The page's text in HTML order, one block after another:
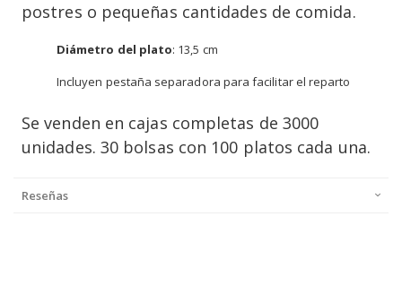
postres o pequeñas cantidades de comida.
Diámetro del plato: 13,5 cm
Incluyen pestaña separadora para facilitar el reparto
Se venden en cajas completas de 3000
unidades. 30 bolsas con 100 platos cada una.
Reseñas